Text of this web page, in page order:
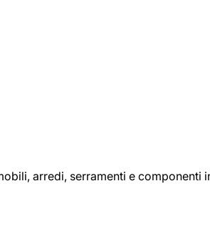
arredi, serramenti e componenti